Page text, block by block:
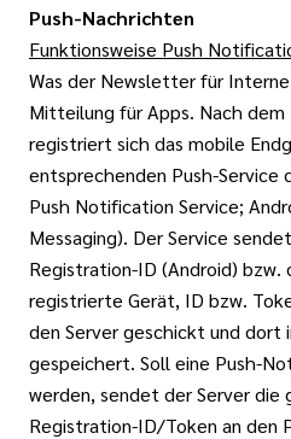
Push-Nachrichten
Funktionsweise Push
Was der Newsletter für
Mitteilung für Apps. Nach dem
registriert sich das mobile
entsprechenden Push-Service
Push Notification Service;
Messaging). Der Service
Registration-ID (Android) bzw.
registrierte Gerät, ID bzw.
den Server geschickt und dort
gespeichert. Soll eine Push-
werden, sendet der Server
Registration-ID/Token an den